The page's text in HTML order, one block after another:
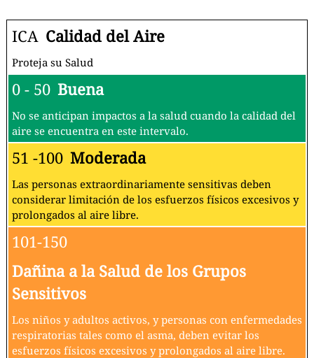
ICA Calidad del Aire
Proteja su Salud
0 - 50 Buena
No se anticipan impactos a la salud cuando la calidad del
aire se encuentra en este intervalo.
51 -100 Moderada
Las personas extraordinariamente sensitivas deben
considerar limitación de los esfuerzos físicos excesivos y
prolongados al aire libre.
101-150
Dañina a la Salud de los Grupos
Sensitivos
Los niños y adultos activos, y personas con enfermedades
respiratorias tales como el asma, deben evitar los
esfuerzos físicos excesivos y prolongados al aire libre.